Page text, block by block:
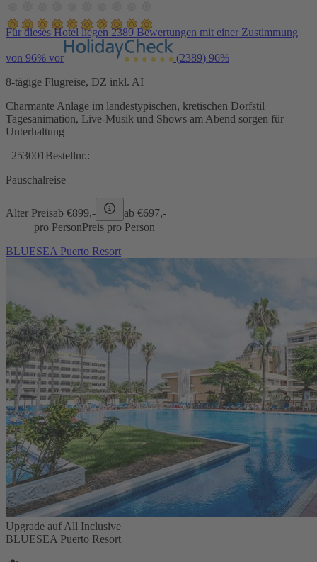
Für dieses Hotel liegen 2389 Bewertungen mit einer Zustimmung
von 96% vor (2389) 96%
8-tägige Flugreise, DZ inkl. AI
Charmante Anlage im landestypischen, kretischen Dorfstil
Tagesanimation, Live-Musik und Shows am Abend sorgen für
Unterhaltung
253001 Bestellnr.:
Pauschalreise
Alter Preisab €899,- ab €697,-
pro PersonPreis pro Person
BLUESEA Puerto Resort
Upgrade auf All Inclusive
BLUESEA Puerto Resort